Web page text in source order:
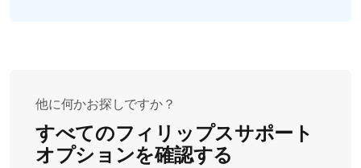
他に何かお探しですか？
すべてのフィリップスサポート
オプションを確認する